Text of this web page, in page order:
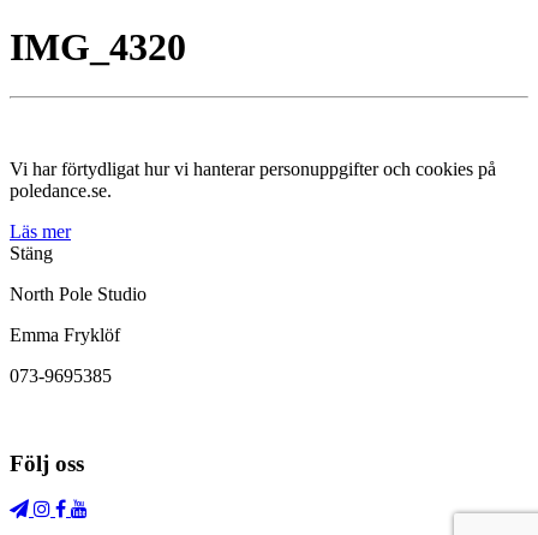
IMG_4320
Vi har förtydligat hur vi hanterar personuppgifter och cookies på
poledance.se.
Läs mer
Stäng
North Pole Studio
Emma Fryklöf
073-9695385
Följ oss